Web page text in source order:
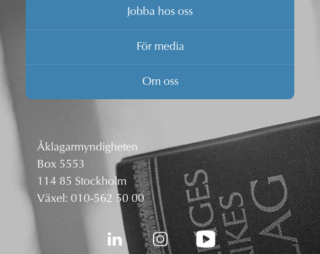
Jobba hos oss
För media
Om oss
Åklagarmyndigheten
Box 5553
114 85 Stockholm
Växel: 010-562 50 00